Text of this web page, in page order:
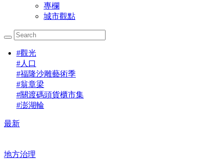
專欄
城市觀點
#觀光
#人口
#福隆沙雕藝術季
#翁章梁
#關渡碼頭貨櫃市集
#澎湖輪
最新
地方治理